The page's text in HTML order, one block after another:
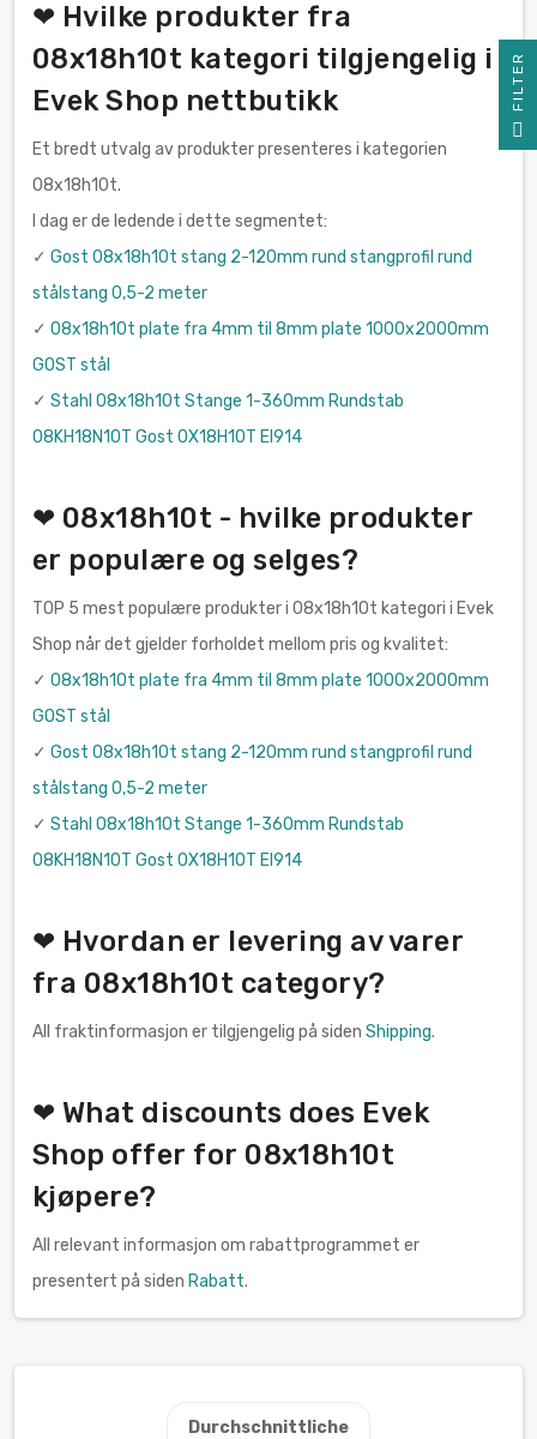
❤ Hvilke produkter fra
08x18h10t kategori tilgjengelig i
Evek Shop nettbutikk
Et bredt utvalg av produkter presenteres i kategorien
08x18h10t.
I dag er de ledende i dette segmentet:
✓ Gost 08x18h10t stang 2-120mm rund stangprofil rund
stålstang 0,5-2 meter
✓ 08x18h10t plate fra 4mm til 8mm plate 1000x2000mm
GOST stål
✓ Stahl 08x18h10t Stange 1-360mm Rundstab
08KH18N10T Gost 0Х18Н10Т EI914
❤ 08x18h10t - hvilke produkter
er populære og selges?
TOP 5 mest populære produkter i 08x18h10t kategori i Evek
Shop når det gjelder forholdet mellom pris og kvalitet:
✓ 08x18h10t plate fra 4mm til 8mm plate 1000x2000mm
GOST stål
✓ Gost 08x18h10t stang 2-120mm rund stangprofil rund
stålstang 0,5-2 meter
✓ Stahl 08x18h10t Stange 1-360mm Rundstab
08KH18N10T Gost 0Х18Н10Т EI914
❤ Hvordan er levering av varer
fra 08x18h10t category?
All fraktinformasjon er tilgjengelig på siden Shipping.
❤ What discounts does Evek
Shop offer for 08x18h10t
kjøpere?
All relevant informasjon om rabattprogrammet er
presentert på siden Rabatt.
Durchschnittliche
R